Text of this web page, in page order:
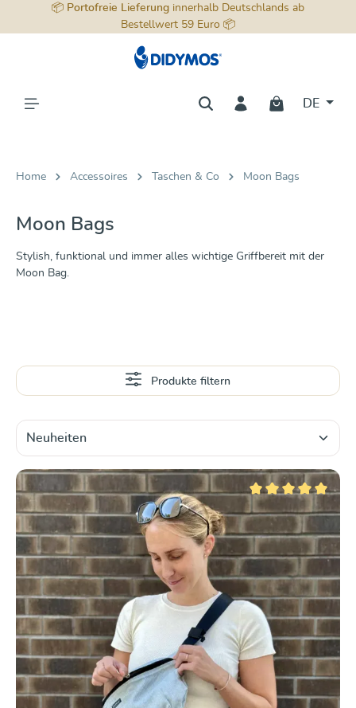
springen
📦 Portofreie Lieferung innerhalb Deutschlands ab
Bestellwert 59 Euro 📦
DE
Home Accessoires Taschen & Co Moon Bags
Moon Bags
Stylish, funktional und immer alles wichtige Griffbereit mit der
Moon Bag.
Produkte filtern
Durchschnittliche